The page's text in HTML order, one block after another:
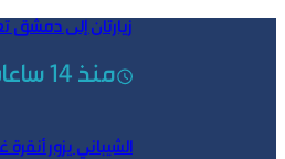
زيارتان إلى دمشق
منذ 14 ساعات
الشيباني يزور